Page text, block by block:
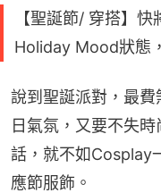
【聖誕節/ 穿搭】
Holiday Mood狀態
說到聖誕派對，最
日氣氛，又要不失
話，就不如Cosplay
應節服飾。